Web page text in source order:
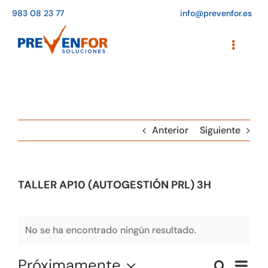
contenido
983 08 23 77 info@prevenfor.es
Toggle
Adaptación a la LOPD
EPIs
Anterior Siguiente
TALLER AP10 (AUTOGESTIÓN PRL) 3H
No se ha encontrado ningún resultado.